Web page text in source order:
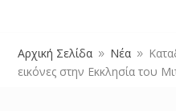
Αρχική Σελίδα 9 Νέα 9
εικόνες στην Εκκλησία του